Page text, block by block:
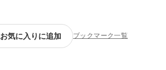
お気に入りに追加 ブックマーク一覧